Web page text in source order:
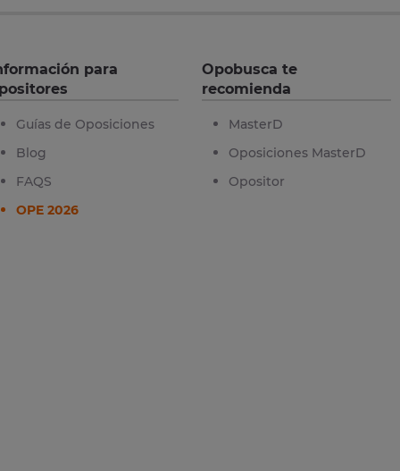
para
Guías de Oposiciones
Blog
FAQS
OPE 2026
Opobusca te
recomienda
MasterD
Oposiciones MasterD
Opositor